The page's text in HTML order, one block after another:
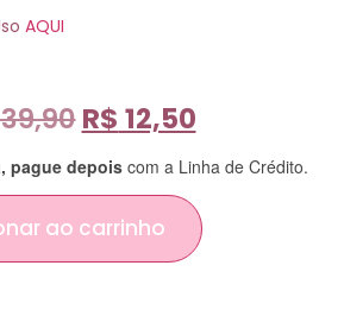
AQUI
R$ 12,50
pague depoiscom a Linha de Crédito.
ao carrinho